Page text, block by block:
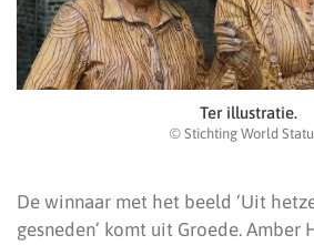
Ter illustratie.
© Stichting World
De winnaar met het beeld ‘Uit
gesneden’ komt uit Groede. Amber